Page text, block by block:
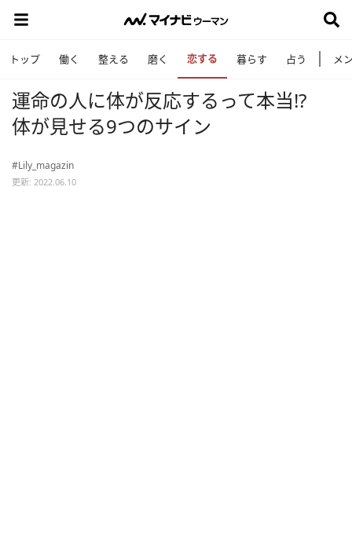
トップ 働く 整える 磨く 恋する 暮らす 占う メ
運命の人に体が反応するって本当!?
体が見せる9つのサイン
#Lily_magazin
更新: 2022.06.10